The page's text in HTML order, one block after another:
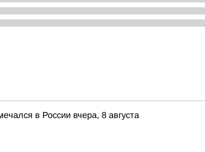
в России вчера, 8 августа